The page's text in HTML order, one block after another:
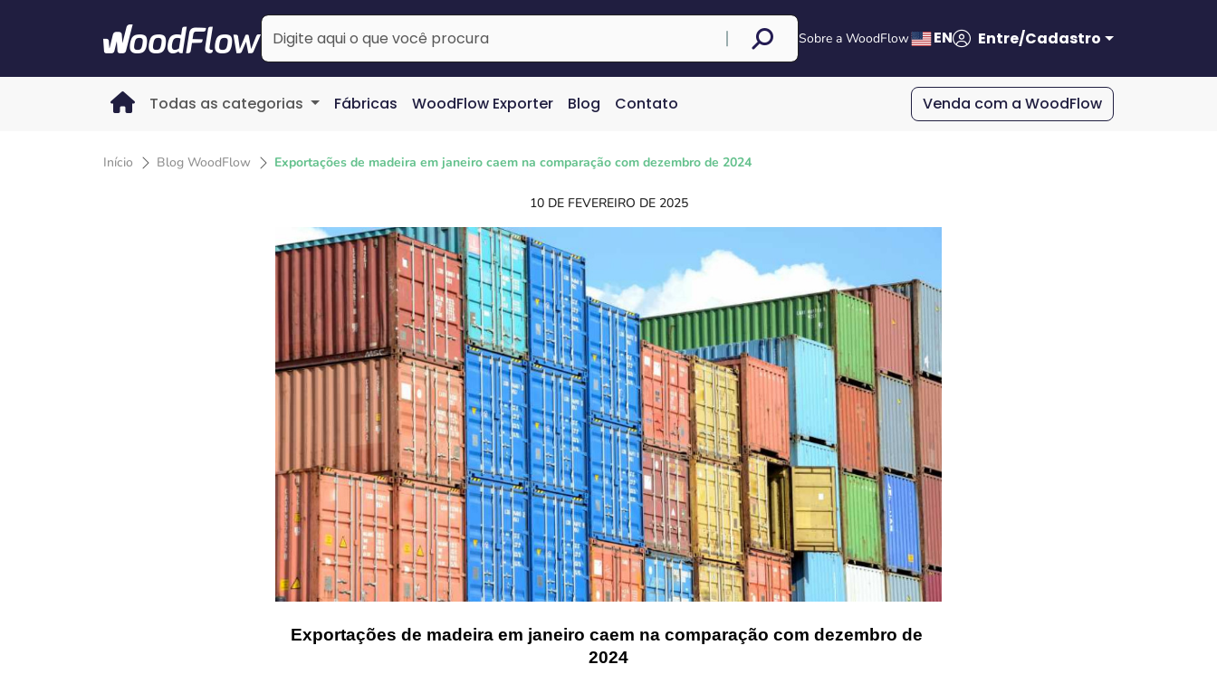
Sobre a WoodFlow EN Entre/Cadastro
Todas as categorias Fábricas WoodFlow Exporter Blog Contato Venda com a WoodFlow
Início Blog WoodFlow Exportações de madeira em janeiro caem na comparação com dezembro de 2024
10 DE FEVEREIRO DE 2025
Exportações de madeira em janeiro caem na comparação com dezembro de
2024